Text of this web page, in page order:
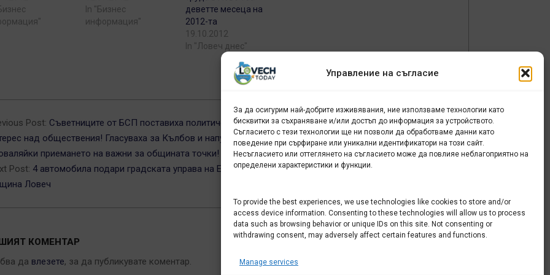
Управление на съгласие
За да осигурим най-добрите изживявания, ние използваме технологии като
бисквитки за съхраняване и/или достъп до информация за устройството.
Съгласието с тези технологии ще ни позволи да обработваме данни като
поведение при сърфиране или уникални идентификатори на този сайт.
Несъгласието или оттеглянето на съгласието може да повлияе неблагоприятно на
определени характеристики и функции.
To provide the best experiences, we use technologies like cookies to store and/or
access device information. Consenting to these technologies will allow us to process
data such as browsing behavior or unique IDs on this site. Not consenting or
withdrawing consent, may adversely affect certain features and functions.
Manage services
In "Бизнес
информация"
деветте месеца на
2012-та
19.10.2012
In "Ловеч днес"
Post: Съветниците от БСП поставиха политическият си
над обществения! Гласуваха за Кълбов и напуснаха,
приемането на важни за общината точки!
Post: 4 автомобила подари градската управа на Ерфурт на
Ловеч
КОМЕНТАР
да влезете, за да публикувате коментар.